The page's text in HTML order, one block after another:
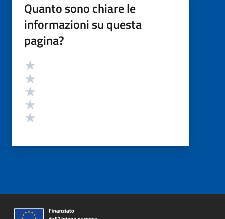
Quanto sono chiare le
informazioni su questa
pagina?
Valutazione